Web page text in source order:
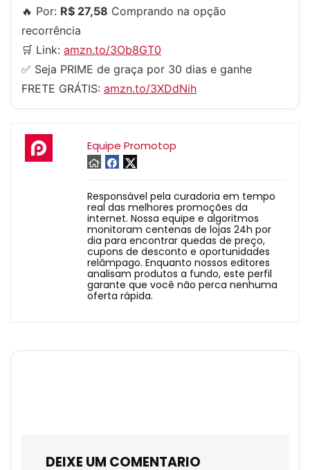
🔥 Por: R$ 27,58 Comprando na opção
recorrência
🛒 Link: amzn.to/3Ob8GT0
✅ Seja PRIME de graça por 30 dias e ganhe
FRETE GRÁTIS: amzn.to/3XDdNih
Equipe Promotop
Responsável pela curadoria em tempo
real das melhores promoções da
internet. Nossa equipe e algoritmos
monitoram centenas de lojas 24h por
dia para encontrar quedas de preço,
cupons de desconto e oportunidades
relâmpago. Enquanto nossos editores
analisam produtos a fundo, este perfil
garante que você não perca nenhuma
oferta rápida.
DEIXE UM COMENTARIO